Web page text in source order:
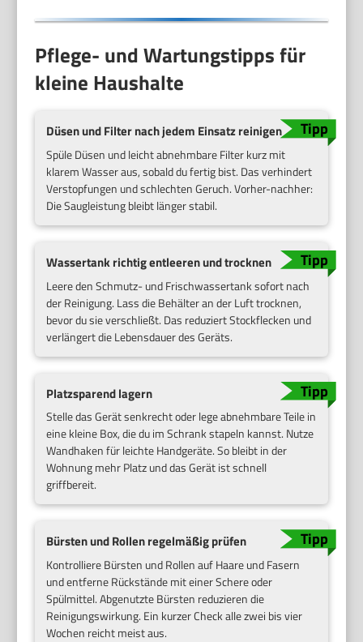
Pflege- und Wartungstipps für
kleine Haushalte
Düsen und Filter nach jedem Einsatz reinigen
Spüle Düsen und leicht abnehmbare Filter kurz mit
klarem Wasser aus, sobald du fertig bist. Das verhindert
Verstopfungen und schlechten Geruch. Vorher-nachher:
Die Saugleistung bleibt länger stabil.
Wassertank richtig entleeren und trocknen
Leere den Schmutz- und Frischwassertank sofort nach
der Reinigung. Lass die Behälter an der Luft trocknen,
bevor du sie verschließt. Das reduziert Stockflecken und
verlängert die Lebensdauer des Geräts.
Platzsparend lagern
Stelle das Gerät senkrecht oder lege abnehmbare Teile in
eine kleine Box, die du im Schrank stapeln kannst. Nutze
Wandhaken für leichte Handgeräte. So bleibt in der
Wohnung mehr Platz und das Gerät ist schnell
griffbereit.
Bürsten und Rollen regelmäßig prüfen
Kontrolliere Bürsten und Rollen auf Haare und Fasern
und entferne Rückstände mit einer Schere oder
Spülmittel. Abgenutzte Bürsten reduzieren die
Reinigungswirkung. Ein kurzer Check alle zwei bis vier
Wochen reicht meist aus.